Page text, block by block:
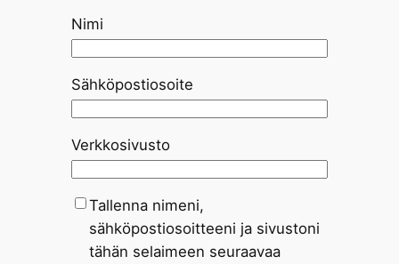
Nimi
Sähköpostiosoite
Verkkosivusto
Tallenna nimeni,
sähköpostiosoitteeni ja sivustoni
tähän selaimeen seuraavaa